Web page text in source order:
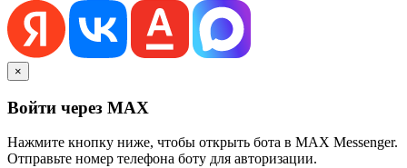
×
Войти через MAX
Нажмите кнопку ниже, чтобы открыть бота в MAX Messenger.
Отправьте номер телефона боту для авторизации.